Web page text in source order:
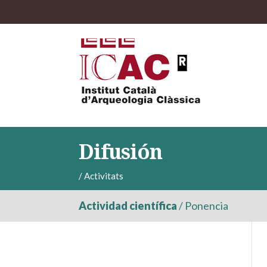
Difusión
/Activitats
Actividad científica/ Ponencia